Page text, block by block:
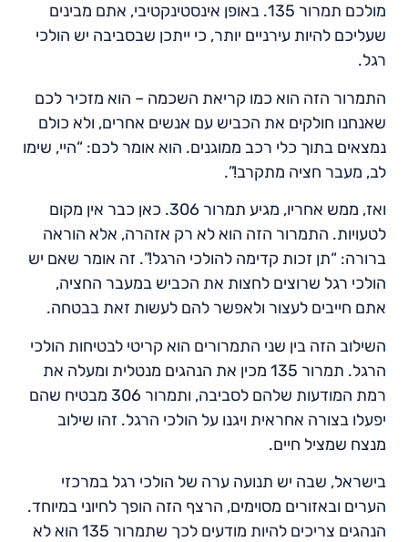
מולכם תמרור 135. באופן אינסטינקטיבי, אתם מבינים
שעליכם להיות עירניים יותר, כי ייתכן שבסביבה יש הולכי
רגל.
התמרור הזה הוא כמו קריאת השכמה – הוא מזכיר לכם
שאנחנו חולקים את הכביש עם אנשים אחרים, ולא כולם
נמצאים בתוך כלי רכב ממוגנים. הוא אומר לכם: “היי, שימו
לב, מעבר חציה מתקרב!”.
ואז, ממש אחריו, מגיע תמרור 306. כאן כבר אין מקום
לטעויות. התמרור הזה הוא לא רק אזהרה, אלא הוראה
ברורה: “תן זכות קדימה להולכי הרגל!”. זה אומר שאם יש
הולכי רגל שרוצים לחצות את הכביש במעבר החציה,
אתם חייבים לעצור ולאפשר להם לעשות זאת בבטחה.
השילוב הזה בין שני התמרורים הוא קריטי לבטיחות הולכי
הרגל. תמרור 135 מכין את הנהגים מנטלית ומעלה את
רמת המודעות שלהם לסביבה, ותמרור 306 מבטיח שהם
יפעלו בצורה אחראית ויגנו על הולכי הרגל. זהו שילוב
מנצח שמציל חיים.
בישראל, שבה יש תנועה ערה של הולכי רגל במרכזי
הערים ובאזורים מסוימים, הרצף הזה הופך לחיוני במיוחד.
הנהגים צריכים להיות מודעים לכך שתמרור 135 הוא לא